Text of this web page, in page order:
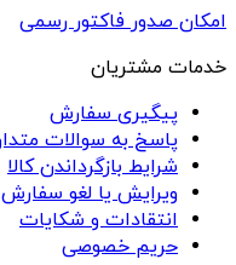
امکان صدور فاکتور رسمی
خدمات مشتریان
پیگیری سفارش
پاسخ به سوالات
شرایط بازگرداندن کالا
ویرایش یا لغو سفارش
انتقادات و شکایات
حریم خصوصی